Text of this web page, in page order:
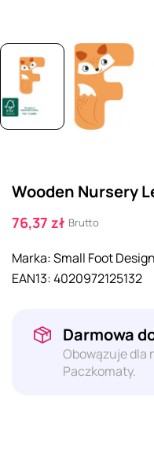
Wooden Nursery
76,37 zł Brutto
Marka:Small Foot Design
EAN13:4020972125132
Darmowa
Obowązuje dla
Paczkomaty.